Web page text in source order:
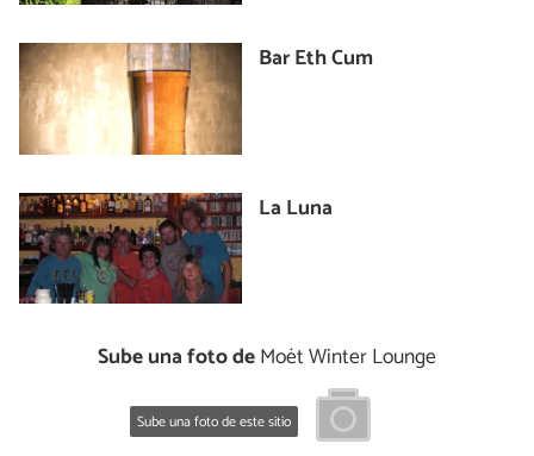
Bar Eth Cum
La Luna
Sube una foto deMoët Winter Lounge
Sube una foto de este sitio